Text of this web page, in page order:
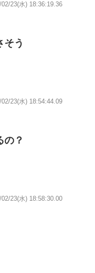
02/23(水) 18:36:19.36
そう
02/23(水) 18:54:44.09
の？
02/23(水) 18:58:30.00